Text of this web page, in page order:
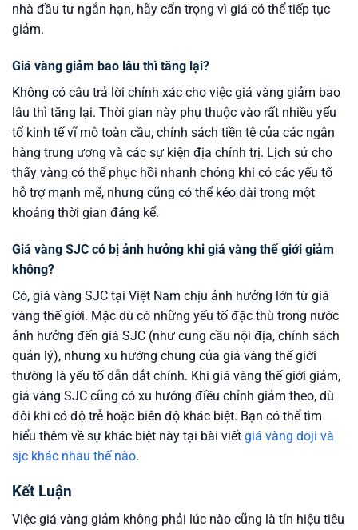
nhà đầu tư ngắn hạn, hãy cẩn trọng vì giá có thể tiếp tục
giảm.
Giá vàng giảm bao lâu thì tăng lại?
Không có câu trả lời chính xác cho việc giá vàng giảm bao
lâu thì tăng lại. Thời gian này phụ thuộc vào rất nhiều yếu
tố kinh tế vĩ mô toàn cầu, chính sách tiền tệ của các ngân
hàng trung ương và các sự kiện địa chính trị. Lịch sử cho
thấy vàng có thể phục hồi nhanh chóng khi có các yếu tố
hỗ trợ mạnh mẽ, nhưng cũng có thể kéo dài trong một
khoảng thời gian đáng kể.
Giá vàng SJC có bị ảnh hưởng khi giá vàng thế giới giảm
không?
Có, giá vàng SJC tại Việt Nam chịu ảnh hưởng lớn từ giá
vàng thế giới. Mặc dù có những yếu tố đặc thù trong nước
ảnh hưởng đến giá SJC (như cung cầu nội địa, chính sách
quản lý), nhưng xu hướng chung của giá vàng thế giới
thường là yếu tố dẫn dắt chính. Khi giá vàng thế giới giảm,
giá vàng SJC cũng có xu hướng điều chỉnh giảm theo, dù
đôi khi có độ trễ hoặc biên độ khác biệt. Bạn có thể tìm
hiểu thêm về sự khác biệt này tại bài viết giá vàng doji và
sjc khác nhau thế nào.
Kết Luận
Việc giá vàng giảm không phải lúc nào cũng là tín hiệu tiêu